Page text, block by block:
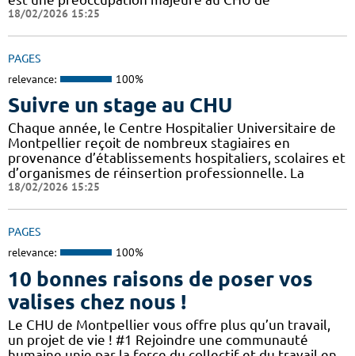
18/02/2026 15:25
PAGES
relevance: 100%
Suivre un stage au CHU
Chaque année, le Centre Hospitalier Universitaire de
Montpellier reçoit de nombreux stagiaires en
provenance d’établissements hospitaliers, scolaires et
d’organismes de réinsertion professionnelle. La
18/02/2026 15:25
PAGES
relevance: 100%
10 bonnes raisons de poser vos
valises chez nous !
Le CHU de Montpellier vous offre plus qu’un travail,
un projet de vie ! #1 Rejoindre une communauté